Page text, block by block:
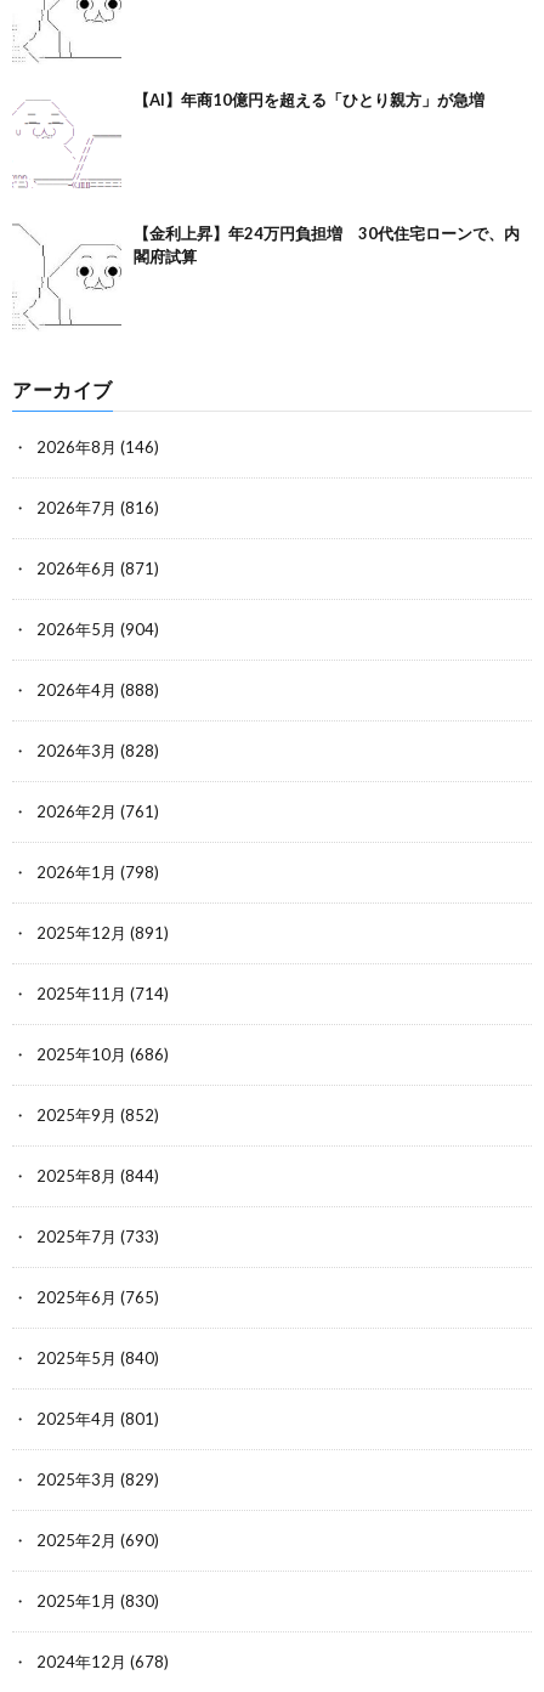
【AI】年商10億円を超える「ひとり親方」が急増
【金利上昇】年24万円負担増 30代住宅ローンで、内
閣府試算
アーカイブ
2026年8月 (146)
2026年7月 (816)
2026年6月 (871)
2026年5月 (904)
2026年4月 (888)
2026年3月 (828)
2026年2月 (761)
2026年1月 (798)
2025年12月 (891)
2025年11月 (714)
2025年10月 (686)
2025年9月 (852)
2025年8月 (844)
2025年7月 (733)
2025年6月 (765)
2025年5月 (840)
2025年4月 (801)
2025年3月 (829)
2025年2月 (690)
2025年1月 (830)
2024年12月 (678)